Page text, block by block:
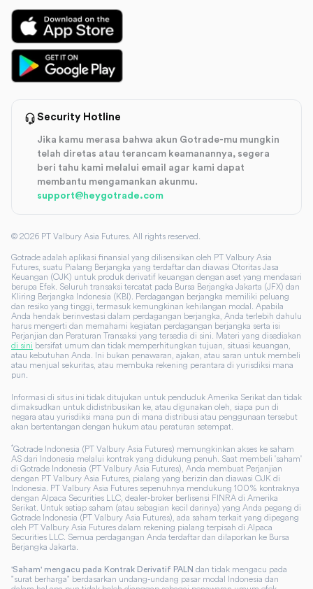
Security Hotline
Jika kamu merasa bahwa akun Gotrade-mu mungkin
telah diretas atau terancam keamanannya, segera
beri tahu kami melalui email agar kami dapat
membantu mengamankan akunmu.
support@heygotrade.com
© 2026 PT Valbury Asia Futures. All rights reserved.
Gotrade adalah aplikasi finansial yang dilisensikan oleh PT Valbury Asia
Futures, suatu Pialang Berjangka yang terdaftar dan diawasi Otoritas Jasa
Keuangan (OJK) untuk produk derivatif keuangan dengan aset yang mendasari
berupa Efek. Seluruh transaksi tercatat pada Bursa Berjangka Jakarta (JFX) dan
Kliring Berjangka Indonesia (KBI). Perdagangan berjangka memiliki peluang
dan resiko yang tinggi, termasuk kemungkinan kehilangan modal. Apabila
Anda hendak berinvestasi dalam perdagangan berjangka, Anda terlebih dahulu
harus mengerti dan memahami kegiatan perdagangan berjangka serta isi
Perjanjian dan Peraturan Transaksi yang tersedia di sini. Materi yang disediakan
di sini bersifat umum dan tidak memperhitungkan tujuan, situasi keuangan,
atau kebutuhan Anda. Ini bukan penawaran, ajakan, atau saran untuk membeli
atau menjual sekuritas, atau membuka rekening perantara di yurisdiksi mana
pun.
Informasi di situs ini tidak ditujukan untuk penduduk Amerika Serikat dan tidak
dimaksudkan untuk didistribusikan ke, atau digunakan oleh, siapa pun di
negara atau yurisdiksi mana pun di mana distribusi atau penggunaan tersebut
akan bertentangan dengan hukum atau peraturan setempat.
*Gotrade Indonesia (PT Valbury Asia Futures) memungkinkan akses ke saham
AS dari Indonesia melalui kontrak yang didukung penuh. Saat membeli 'saham'
di Gotrade Indonesia (PT Valbury Asia Futures), Anda membuat Perjanjian
dengan PT Valbury Asia Futures, pialang yang berizin dan diawasi OJK di
Indonesia. PT Valbury Asia Futures sepenuhnya mendukung 100% kontraknya
dengan Alpaca Securities LLC, dealer-broker berlisensi FINRA di Amerika
Serikat. Untuk setiap saham (atau sebagian kecil darinya) yang Anda pegang di
Gotrade Indonesia (PT Valbury Asia Futures), ada saham terkait yang dipegang
oleh PT Valbury Asia Futures dalam rekening pialang terpisah di Alpaca
Securities LLC. Semua perdagangan Anda terdaftar dan dilaporkan ke Bursa
Berjangka Jakarta.
'Saham' mengacu pada Kontrak Derivatif PALN dan tidak mengacu pada
"surat berharga" berdasarkan undang-undang pasar modal Indonesia dan